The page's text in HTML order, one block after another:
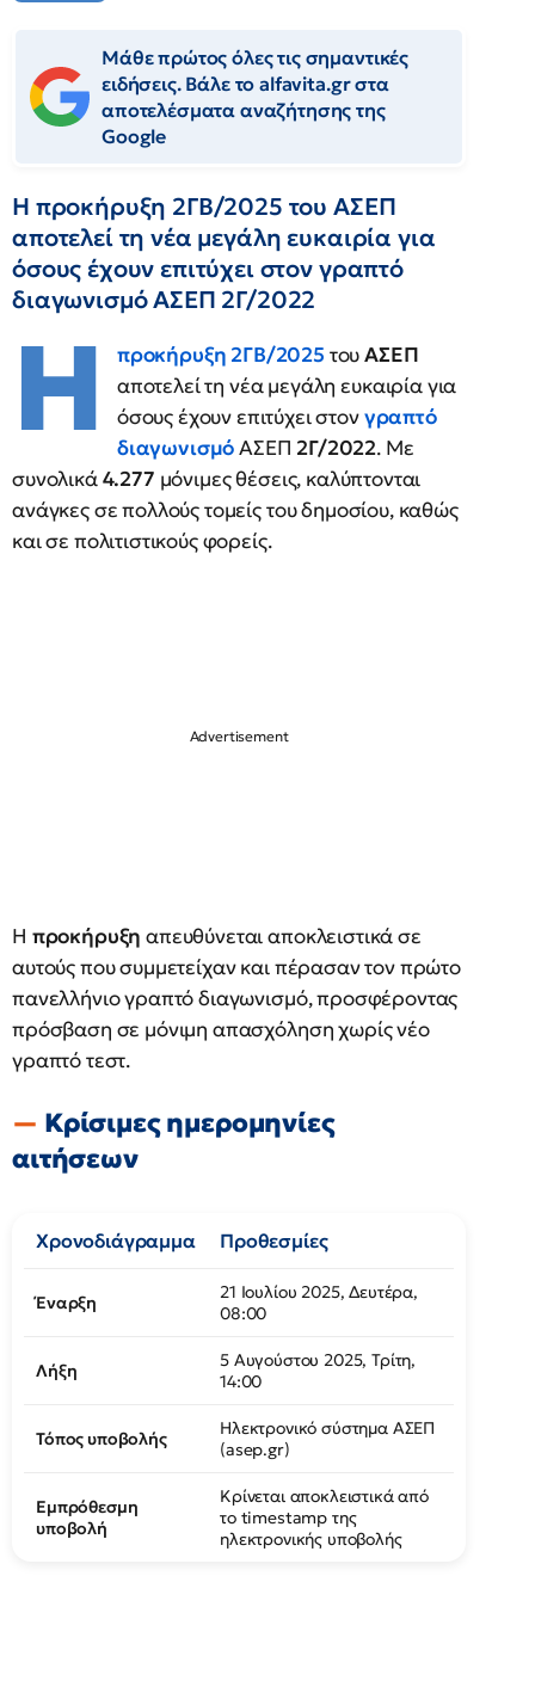
Μάθε πρώτος όλες τις σημαντικές
ειδήσεις. Βάλε το alfavita.gr στα
αποτελέσματα αναζήτησης της
Google
Η προκήρυξη 2ΓΒ/2025 του ΑΣΕΠ
αποτελεί τη νέα μεγάλη ευκαιρία για
όσους έχουν επιτύχει στον γραπτό
διαγωνισμό ΑΣΕΠ 2Γ/2022
Η προκήρυξη 2ΓΒ/2025 τουΑΣΕΠ
αποτελεί τη νέα μεγάλη ευκαιρία για
όσους έχουν επιτύχει στονγραπτό
διαγωνισμόΑΣΕΠ 2Γ/2022. Με
συνολικά4.277 μόνιμες θέσεις, καλύπτονται
ανάγκες σε πολλούς τομείς του δημοσίου, καθώς
και σε πολιτιστικούς φορείς.
Η προκήρυξηαπευθύνεται αποκλειστικά σε
αυτούς που συμμετείχαν και πέρασαν τον πρώτο
πανελλήνιο γραπτό διαγωνισμό, προσφέροντας
πρόσβαση σε μόνιμη απασχόληση χωρίς νέο
γραπτό τεστ.
Κρίσιμες ημερομηνίες
αιτήσεων
Χρονοδιάγραμμα Προθεσμίες
Έναρξη
21 Ιουλίου 2025, Δευτέρα,
08:00
Λήξη
5 Αυγούστου 2025, Τρίτη,
14:00
Τόπος υποβολής
Ηλεκτρονικό σύστημα ΑΣΕΠ
(asep.gr)
Εμπρόθεσμη
υποβολή
Κρίνεται αποκλειστικά από
το timestamp της
ηλεκτρονικής υποβολής